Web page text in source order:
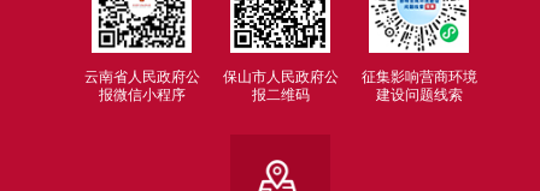
云南省人民政府公
报微信小程序
保山市人民政府公
报二维码
征集影响营商环境
建设问题线索